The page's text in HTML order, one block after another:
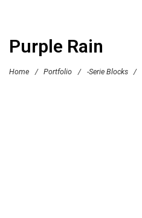
Purple Rain
Home / Portfolio / -Serie Blocks /